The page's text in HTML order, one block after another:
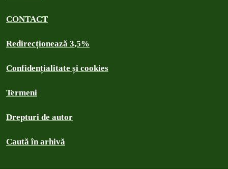
CONTACT
Redirecționează 3,5%
Confidențialitate și cookies
Termeni
Drepturi de autor
Caută în arhivă